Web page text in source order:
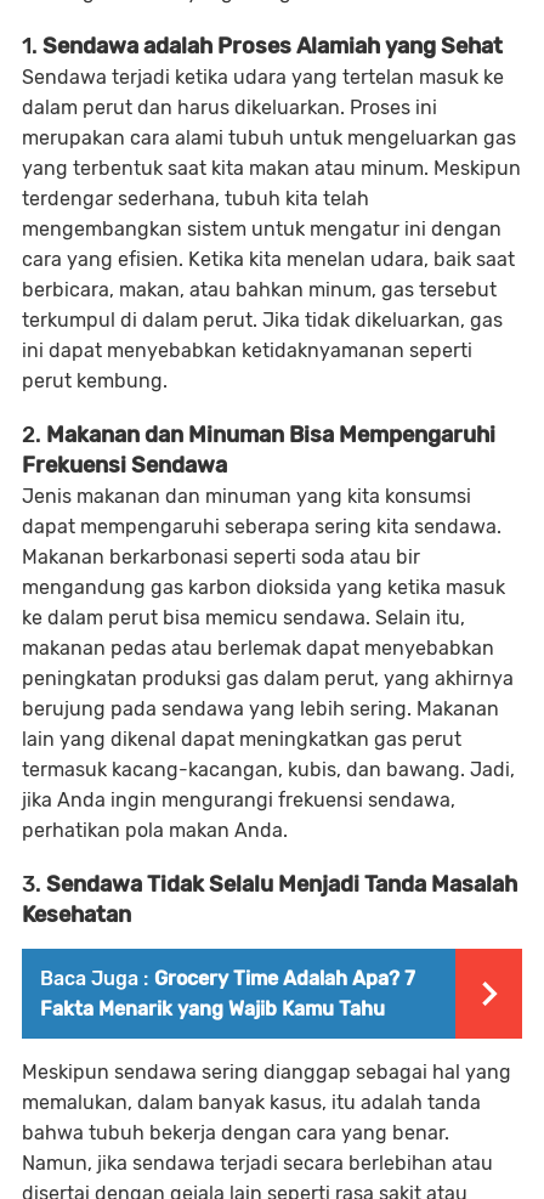
1. Sendawa adalah Proses Alamiah yang Sehat
Sendawa terjadi ketika udara yang tertelan masuk ke
dalam perut dan harus dikeluarkan. Proses ini
merupakan cara alami tubuh untuk mengeluarkan gas
yang terbentuk saat kita makan atau minum. Meskipun
terdengar sederhana, tubuh kita telah
mengembangkan sistem untuk mengatur ini dengan
cara yang efisien. Ketika kita menelan udara, baik saat
berbicara, makan, atau bahkan minum, gas tersebut
terkumpul di dalam perut. Jika tidak dikeluarkan, gas
ini dapat menyebabkan ketidaknyamanan seperti
perut kembung.
2. Makanan dan Minuman Bisa Mempengaruhi
Frekuensi Sendawa
Jenis makanan dan minuman yang kita konsumsi
dapat mempengaruhi seberapa sering kita sendawa.
Makanan berkarbonasi seperti soda atau bir
mengandung gas karbon dioksida yang ketika masuk
ke dalam perut bisa memicu sendawa. Selain itu,
makanan pedas atau berlemak dapat menyebabkan
peningkatan produksi gas dalam perut, yang akhirnya
berujung pada sendawa yang lebih sering. Makanan
lain yang dikenal dapat meningkatkan gas perut
termasuk kacang-kacangan, kubis, dan bawang. Jadi,
jika Anda ingin mengurangi frekuensi sendawa,
perhatikan pola makan Anda.
3. Sendawa Tidak Selalu Menjadi Tanda Masalah
Kesehatan
Baca Juga : Grocery Time Adalah Apa? 7
Fakta Menarik yang Wajib Kamu Tahu
Meskipun sendawa sering dianggap sebagai hal yang
memalukan, dalam banyak kasus, itu adalah tanda
bahwa tubuh bekerja dengan cara yang benar.
Namun, jika sendawa terjadi secara berlebihan atau
disertai dengan gejala lain seperti rasa sakit atau